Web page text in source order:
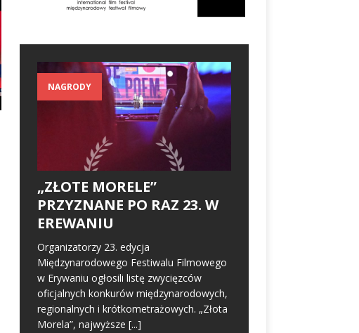
NAGRODY
„ZŁOTE MORELE”
PRZYZNANE PO RAZ 23. W
EREWANIU
Organizatorzy 23. edycja
Międzynarodowego Festiwalu Filmowego
w Erywaniu ogłosili listę zwycięzców
oficjalnych konkurów międzynarodowych,
regionalnych i krótkometrażowych. „Złota
Morela”, najwyższe [...]